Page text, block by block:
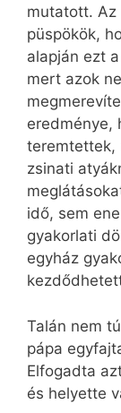
mutatott. Az
püspökök,
alapján ezt
mert azok
eredménye,
teremtettek,
zsinati
idő, sem
gyakorlati
egyház
Talán nem
pápa
Elfogadta
és helyette